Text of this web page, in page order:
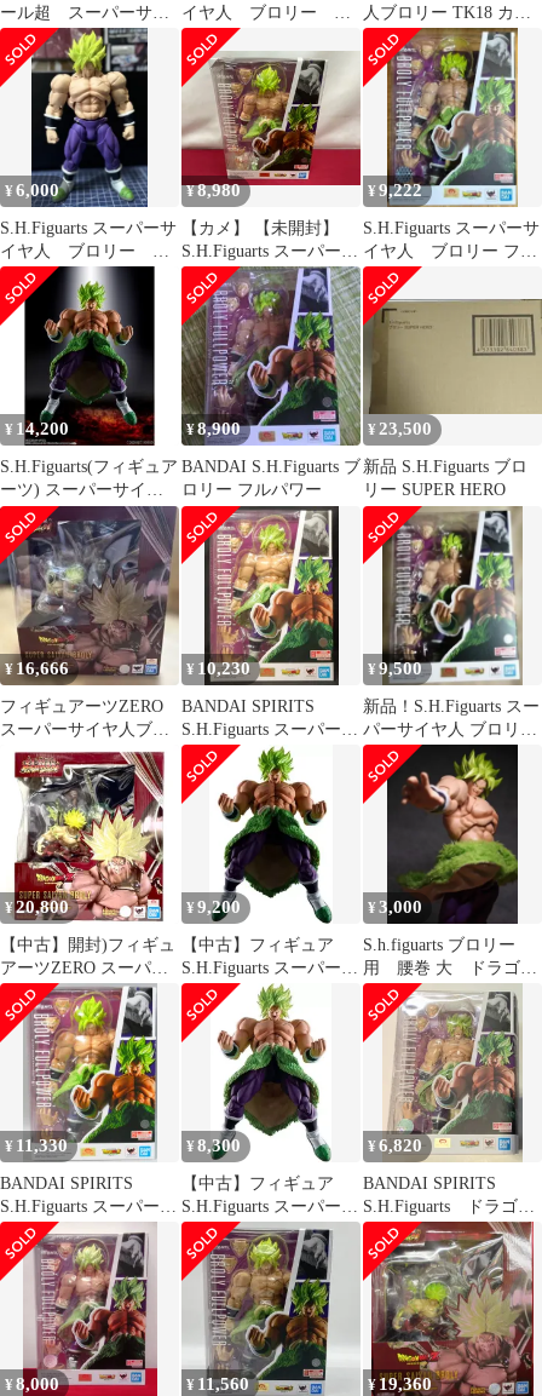
ール超 スーパーサイ
ヤ人ブロリーフルパワ
ー
イヤ人 ブロリー フ
ルパワー
人ブロリー TK18 カス
タムパーツセット
¥6,000
S.H.Figuarts スーパーサ
イヤ人 ブロリー フ
ルパワー ジャンク品
¥8,980
【カメ】 【未開封】
S.H.Figuarts スーパーサ
イヤ人ブロリーフルパ
ワー dragon ball 710
¥9,222
S.H.Figuarts スーパーサ
イヤ人 ブロリー フル
パワー
¥ 14,200
S.H.Figuarts(フィギュア
ーツ) スーパーサイヤ
人ブロリーフルパワー
ドラゴンボール超(スー
パー) ブロリー 完成品
可動フィギュア バンダ
イスピリッツ
¥8,900
BANDAI S.H.Figuarts ブ
ロリー フルパワー
¥23,500
新品 S.H.Figuarts ブロ
リー SUPER HERO
¥ 16,666
フィギュアーツZERO
スーパーサイヤ人ブロ
リー 列戦
¥ 10,230
BANDAI SPIRITS
S.H.Figuarts スーパーサ
イヤ人ブロリーフルパ
ワー 再販版
¥9,500
新品！S.H.Figuarts スー
パーサイヤ人 ブロリー
フルパワー
¥20,800
【中古】開封)フィギュ
アーツZERO スーパー
サイヤ人ブロリー -烈
戦-[79]
¥9,200
【中古】フィギュア
S.H.Figuarts スーパーサ
イヤ人ブロリーフルパ
ワー 「ドラゴンボール
超 ブロリー」
¥3,000
S.h.figuarts ブロリー
用 腰巻 大 ドラゴン
ボールスーパーサイヤ
人
¥ 11,330
BANDAI SPIRITS
S.H.Figuarts スーパーサ
イヤ人ブロリーフルパ
ワー 再販版
¥8,300
【中古】フィギュア
S.H.Figuarts スーパーサ
イヤ人ブロリーフルパ
ワー 「ドラゴンボール
超 ブロリー」
¥6,820
BANDAI SPIRITS
S.H.Figuarts ドラゴン
ボール超 スーパーサイ
ヤ人ブロリーフルパワ
ー
¥8,000 ¥ 11,560 ¥ 19,360